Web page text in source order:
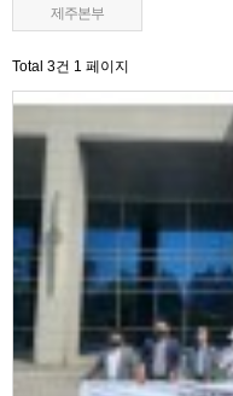
제주본부
Total 3건 1 페이지